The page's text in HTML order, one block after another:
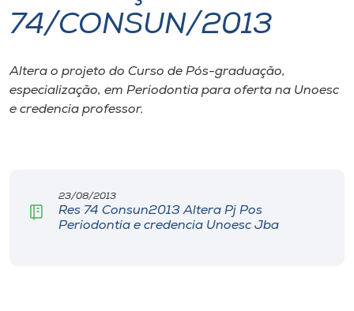
I.nova
Diplomados
Biblioteca
74/CONSUN/2013
Altera o projeto do Curso de Pós-graduação,
especialização, em Periodontia para oferta na Unoesc
e credencia professor.
23/08/2013
Res 74 Consun2013 Altera Pj Pos
Periodontia e credencia Unoesc Jba